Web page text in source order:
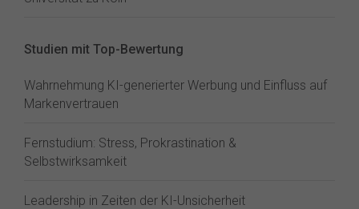
Studien mit Top-Bewertung
Wahrnehmung KI-generierter Werbung und Einfluss auf
Markenvertrauen
Fernstudium: Stress, Prokrastination &
Selbstwirksamkeit
Leadership in Zeiten der KI-Unsicherheit